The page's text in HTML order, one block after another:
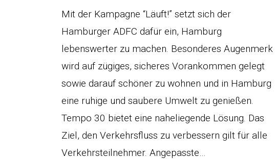
Mit der Kampagne “Läuft!” setzt sich der
Hamburger ADFC dafür ein, Hamburg
lebenswerter zu machen. Besonderes Augenmerk
wird auf zügiges, sicheres Vorankommen gelegt
sowie darauf schöner zu wohnen und in Hamburg
eine ruhige und saubere Umwelt zu genießen.
Tempo 30 bietet eine naheliegende Lösung. Das
Ziel, den Verkehrsfluss zu verbessern gilt für alle
Verkehrsteilnehmer. Angepasste…